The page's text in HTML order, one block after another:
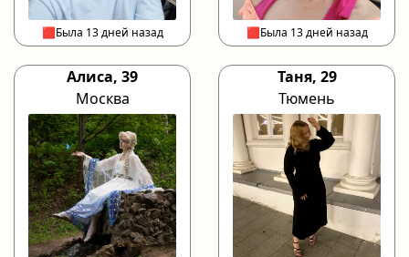
🟥Была 13 дней назад 🟥Была 13 дней назад
Алиса, 39
Москва
Таня, 29
Тюмень